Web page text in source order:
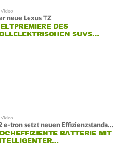
neue Lexus TZ
DES
SUVS…
A2 e-tron setzt neuen Effizienzstandard bei Audi
BATTERIE MIT